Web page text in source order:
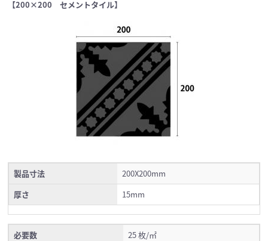
【200×200 セメントタイル】
製品寸法
200X200mm
厚さ
15mm
必要数
25 枚/㎡